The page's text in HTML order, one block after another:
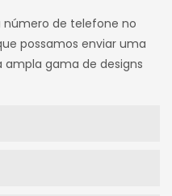
número de telefone no
possamos enviar uma
gama de designs